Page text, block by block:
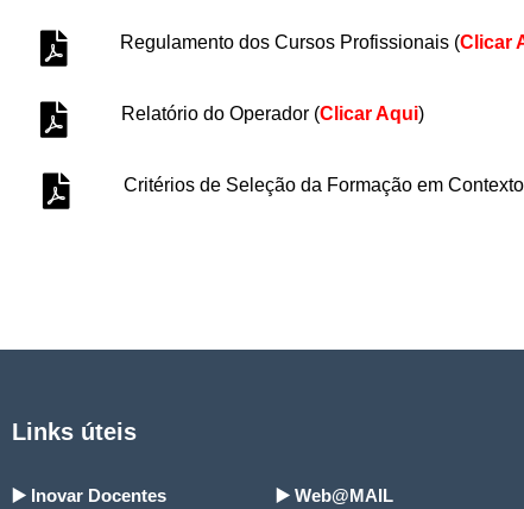
Regulamento dos Cursos Profissionais (Clicar
Relatório do Operador (Clicar Aqui)
Critérios de Seleção da Formação em
Links úteis
▶️ Inovar Docentes ▶️ Web@MAIL